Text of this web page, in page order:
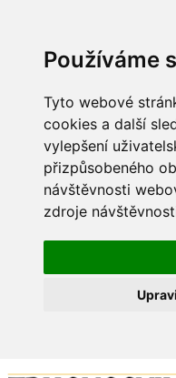
Používáme
Tyto webové
cookies a další
vylepšení
přizpůsobeného
návštěvnosti
zdroje